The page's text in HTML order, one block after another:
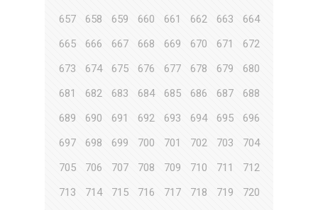
657
658 659 660 661 662 663
664
665
666 667 668 669 670 671
672
673
674 675 676 677 678 679
680
681
682 683 684 685 686 687
688
689
690 691 692 693 694 695
696
697
698 699 700 701 702 703
704
705
706 707 708 709 710 711
712
713
714 715 716 717 718 719
720